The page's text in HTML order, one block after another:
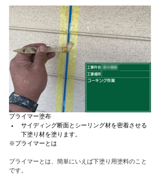
プライマー塗布
サイディング断面とシーリング材を密着させる
下塗り材を塗ります。
※プライマーとは
プライマーとは、簡単にいえば下塗り用塗料のこと
です。